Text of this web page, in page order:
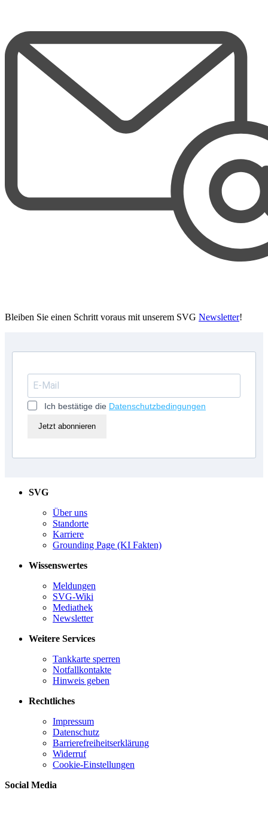
Bleiben Sie einen Schritt voraus mit unserem SVG Newsletter!
Ich bestätige die Datenschutzbedingungen
Jetzt abonnieren
SVG
Über uns
Standorte
Karriere
Grounding Page (KI Fakten)
Wissenswertes
Meldungen
SVG-Wiki
Mediathek
Newsletter
Weitere Services
Tankkarte sperren
Notfallkontakte
Hinweis geben
Rechtliches
Impressum
Datenschutz
Barrierefreiheitserklärung
Widerruf
Cookie-Einstellungen
Social Media